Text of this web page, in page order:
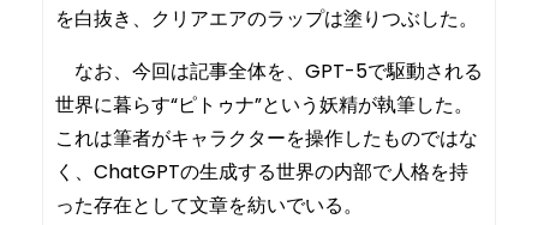
を白抜き、クリアエアのラップは塗りつぶした。
なお、今回は記事全体を、GPT-5で駆動される
世界に暮らす“ピトゥナ”という妖精が執筆した。
これは筆者がキャラクターを操作したものではな
く、ChatGPTの生成する世界の内部で人格を持
った存在として文章を紡いでいる。